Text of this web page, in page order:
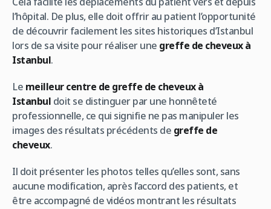
l’hôpital. De plus, elle doit offrir au patient l’opportunité
de découvrir facilement les sites historiques d’Istanbul
lors de sa visite pour réaliser une greffe de cheveux à
Istanbul.
Le meilleur centre de greffe de cheveux à
Istanbul doit se distinguer par une honnêteté
professionnelle, ce qui signifie ne pas manipuler les
images des résultats précédents de greffe de
cheveux.
Il doit présenter les photos telles qu’elles sont, sans
aucune modification, après l’accord des patients, et
être accompagné de vidéos montrant les résultats